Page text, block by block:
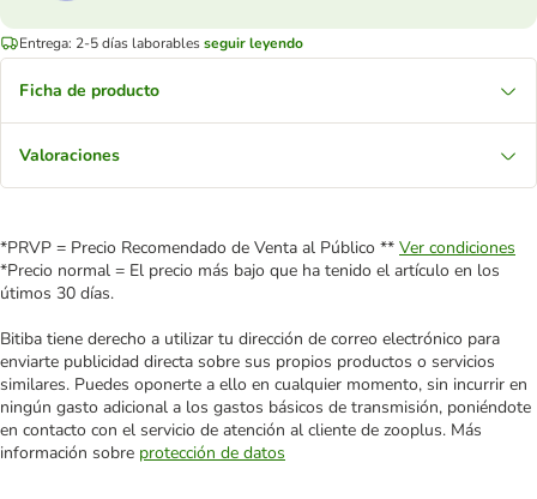
Entrega: 2-5 días laborablesseguir leyendo
Ficha de producto
Valoraciones
*PRVP = Precio Recomendado de Venta al Público ** Ver condiciones
*Precio normal = El precio más bajo que ha tenido el artículo en los
útimos 30 días.
Bitiba tiene derecho a utilizar tu dirección de correo electrónico para
enviarte publicidad directa sobre sus propios productos o servicios
similares. Puedes oponerte a ello en cualquier momento, sin incurrir en
ningún gasto adicional a los gastos básicos de transmisión, poniéndote
en contacto con el servicio de atención al cliente de zooplus. Más
información sobre protección de datos